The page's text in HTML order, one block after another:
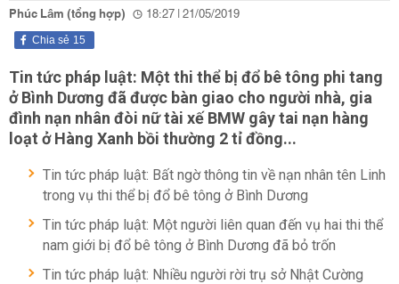
Phúc Lâm (tổng hợp) 18:27 | 21/05/2019
15
Chia sẻ
Tin tức pháp luật: Một thi thể bị đổ bê tông phi tang
ở Bình Dương đã được bàn giao cho người nhà, gia
đình nạn nhân đòi nữ tài xế BMW gây tai nạn hàng
loạt ở Hàng Xanh bồi thường 2 tỉ đồng...
Tin tức pháp luật: Bất ngờ thông tin về nạn nhân tên Linh
trong vụ thi thể bị đổ bê tông ở Bình Dương
Tin tức pháp luật: Một người liên quan đến vụ hai thi thể
nam giới bị đổ bê tông ở Bình Dương đã bỏ trốn
Tin tức pháp luật: Nhiều người rời trụ sở Nhật Cường